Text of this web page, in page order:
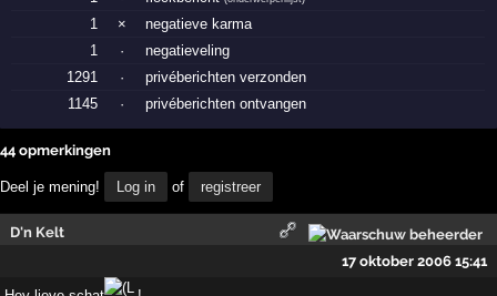
1 ×
negatieve karma
1
·
negatieveling
1291
·
privéberichten verzonden
1145
· privéberichten ontvangen
44 opmerkingen
Deel je mening! Log in of registreer
D'n Kelt
17 oktober 2006 15:41